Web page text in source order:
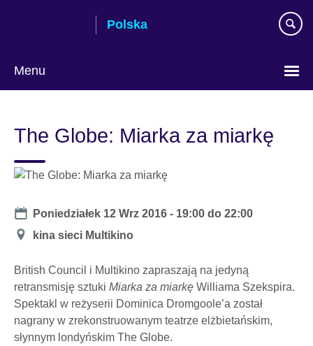
Polska
Menu
The Globe: Miarka za miarkę
Date
Poniedziałek 12 Wrz 2016 - 19:00 do22:00
Miejsce
kina sieci Multikino
British Council i Multikino zapraszają na jedyną
retransmisję sztuki Miarka za miarkę Williama Szekspira.
Spektakl w reżyserii Dominica Dromgoole’a został
nagrany w zrekonstruowanym teatrze elżbietańskim,
słynnym londyńskim The Globe.